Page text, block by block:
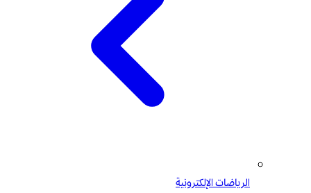
الرياضات الإلكترونية